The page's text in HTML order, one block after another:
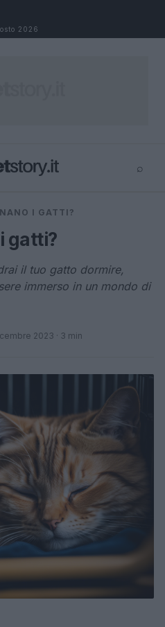
2026
⌕
I GATTI?
gatti?
il tuo gatto dormire,
immerso in un mondo di
2023 · 3 min